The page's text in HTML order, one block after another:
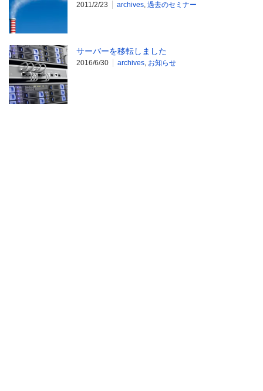
2011/2/23 archives, 過去のセミナー
サーバーを移転しました
2016/6/30 archives, お知らせ